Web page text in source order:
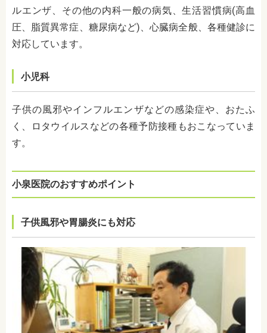
ルエンザ、その他の内科一般の病気、生活習慣病(高血
圧、脂質異常症、糖尿病など)、心臓病全般、各種健診に
対応しています。
小児科
子供の風邪やインフルエンザなどの感染症や、おたふ
く、ロタウイルスなどの各種予防接種もおこなっていま
す。
小泉医院のおすすめポイント
子供風邪や胃腸炎にも対応